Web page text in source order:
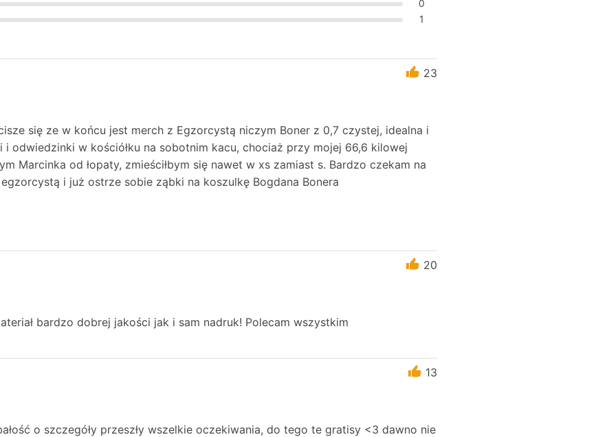
0
1
23
się ze w końcu jest merch z Egzorcystą niczym Boner z 0,7 czystej, idealna i
i odwiedzinki w kościółku na sobotnim kacu, chociaż przy mojej 66,6 kilowej
Marcinka od łopaty, zmieściłbym się nawet w xs zamiast s. Bardzo czekam na
i już ostrze sobie ząbki na koszulkę Bogdana Bonera
20
bardzo dobrej jakości jak i sam nadruk! Polecam wszystkim
13
o szczegóły przeszły wszelkie oczekiwania, do tego te gratisy <3 dawno nie